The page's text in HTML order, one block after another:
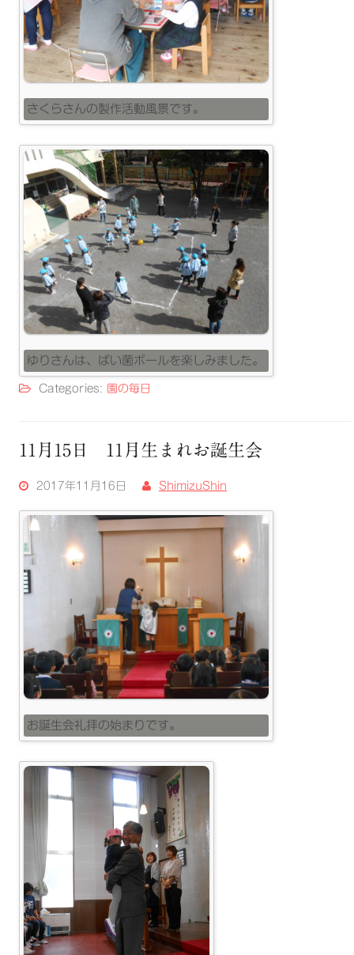
さくらさんの製作活動風景です。
ゆりさんは、ばい菌ボールを楽しみました。
Categories: 園の毎日
11月15日 11月生まれお誕生会
2017年11月16日 ShimizuShin
お誕生会礼拝の始まりです。